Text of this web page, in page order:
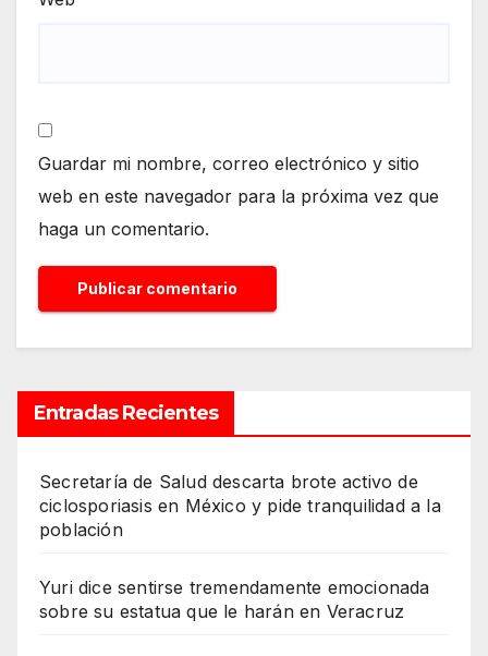
Guardar mi nombre, correo electrónico y sitio
web en este navegador para la próxima vez que
haga un comentario.
Entradas Recientes
Secretaría de Salud descarta brote activo de
ciclosporiasis en México y pide tranquilidad a la
población
Yuri dice sentirse tremendamente emocionada
sobre su estatua que le harán en Veracruz